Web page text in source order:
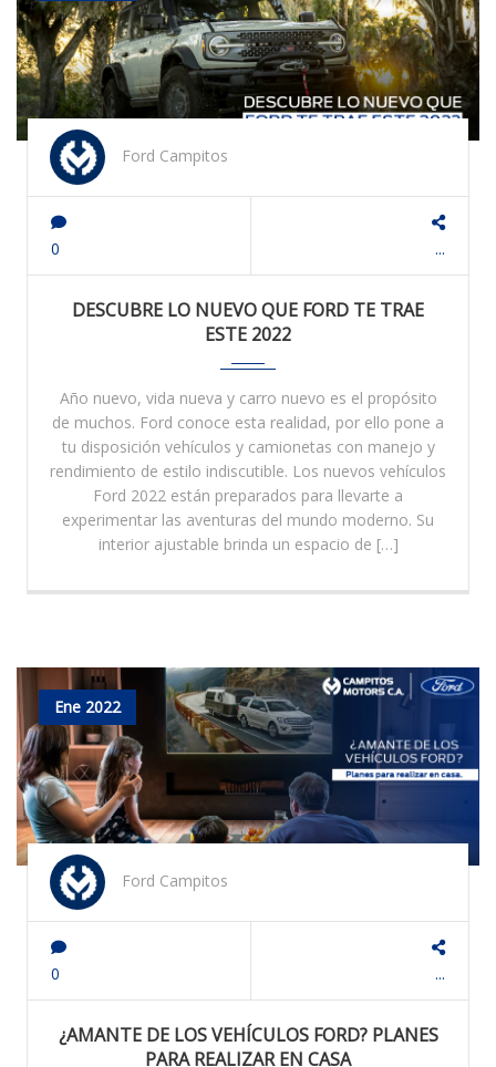
Ford Campitos
0 ...
DESCUBRE LO NUEVO QUE FORD TE TRAE
ESTE 2022
Año nuevo, vida nueva y carro nuevo es el propósito
de muchos. Ford conoce esta realidad, por ello pone a
tu disposición vehículos y camionetas con manejo y
rendimiento de estilo indiscutible. Los nuevos vehículos
Ford 2022 están preparados para llevarte a
experimentar las aventuras del mundo moderno. Su
interior ajustable brinda un espacio de […]
Ene 2022
Ford Campitos
0 ...
¿AMANTE DE LOS VEHÍCULOS FORD? PLANES
PARA REALIZAR EN CASA